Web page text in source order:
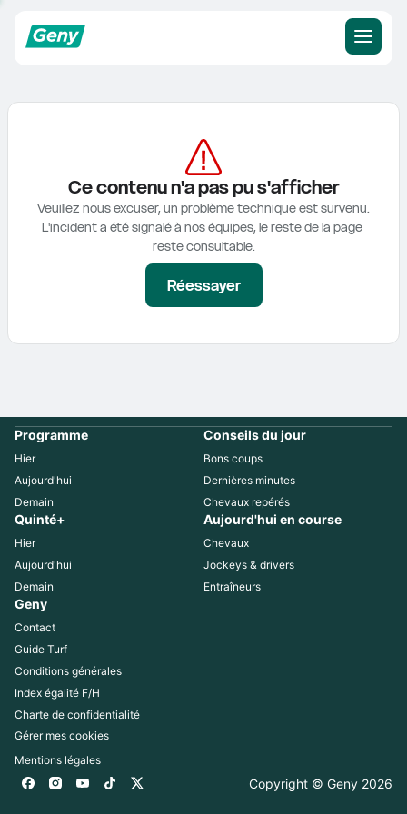
Ce contenu n'a pas pu s'afficher
Veuillez nous excuser, un problème technique est survenu.
L'incident a été signalé à nos équipes, le reste de la page
reste consultable.
Réessayer
Programme
Hier
Aujourd'hui
Demain
Conseils du jour
Bons coups
Dernières minutes
Chevaux repérés
Quinté+
Hier
Aujourd'hui
Demain
Aujourd'hui en course
Chevaux
Jockeys & drivers
Entraîneurs
Geny
Contact
Guide Turf
Conditions générales
Index égalité F/H
Charte de confidentialité
Gérer mes cookies
Mentions légales
Copyright © Geny 2026